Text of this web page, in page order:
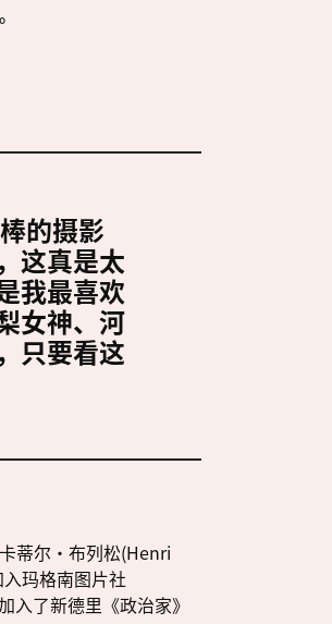
的摄影
这真是太
我最喜欢
女神、河
只要看这
蒂尔·布列松(Henri
玛格南图片社
入了新德里《政治家》